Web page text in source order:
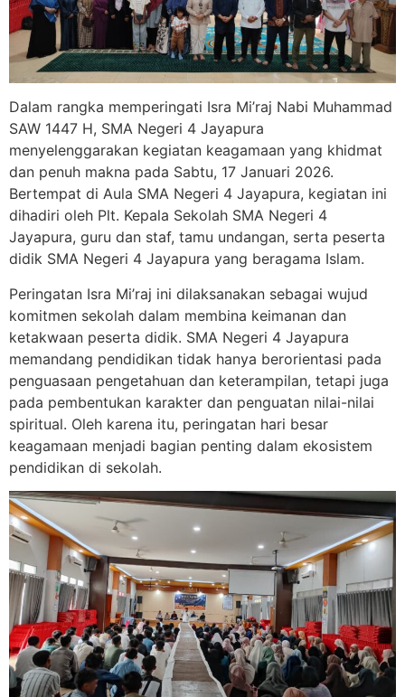
Dalam rangka memperingati Isra Mi’raj Nabi Muhammad
SAW 1447 H, SMA Negeri 4 Jayapura
menyelenggarakan kegiatan keagamaan yang khidmat
dan penuh makna pada Sabtu, 17 Januari 2026.
Bertempat di Aula SMA Negeri 4 Jayapura, kegiatan ini
dihadiri oleh Plt. Kepala Sekolah SMA Negeri 4
Jayapura, guru dan staf, tamu undangan, serta peserta
didik SMA Negeri 4 Jayapura yang beragama Islam.
Peringatan Isra Mi’raj ini dilaksanakan sebagai wujud
komitmen sekolah dalam membina keimanan dan
ketakwaan peserta didik. SMA Negeri 4 Jayapura
memandang pendidikan tidak hanya berorientasi pada
penguasaan pengetahuan dan keterampilan, tetapi juga
pada pembentukan karakter dan penguatan nilai-nilai
spiritual. Oleh karena itu, peringatan hari besar
keagamaan menjadi bagian penting dalam ekosistem
pendidikan di sekolah.